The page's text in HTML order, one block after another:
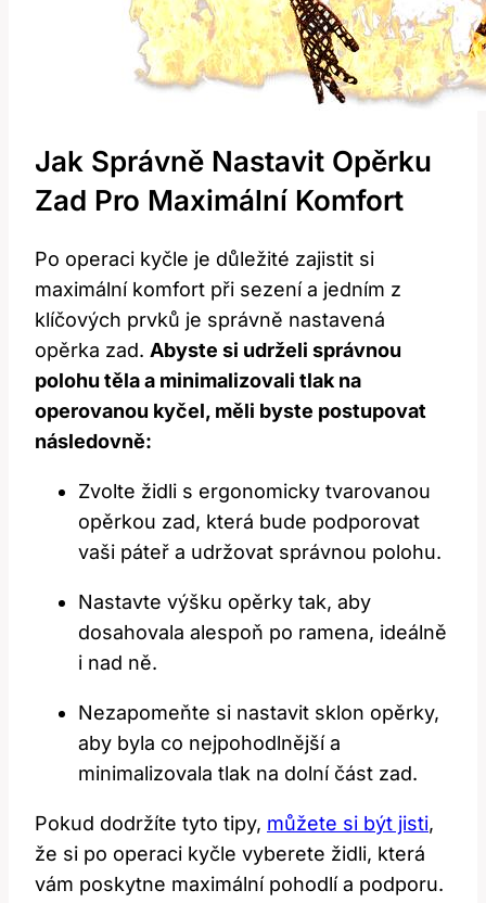
Jak Správně Nastavit Opěrku
Zad Pro Maximální Komfort
Po operaci kyčle je důležité zajistit si
maximální komfort při sezení a jedním z
klíčových prvků je správně nastavená
opěrka zad. Abyste si udrželi správnou
polohu těla a minimalizovali tlak na
operovanou kyčel, měli byste postupovat
následovně:
Zvolte židli s ergonomicky tvarovanou
opěrkou zad, která bude podporovat
vaši páteř a udržovat správnou polohu.
Nastavte výšku opěrky tak, aby
dosahovala alespoň po ramena, ideálně
i nad ně.
Nezapomeňte si nastavit sklon opěrky,
aby byla co nejpohodlnější a
minimalizovala tlak na dolní část zad.
Pokud dodržíte tyto tipy, můžete si být jisti,
že si po operaci kyčle vyberete židli, která
vám poskytne maximální pohodlí a podporu.